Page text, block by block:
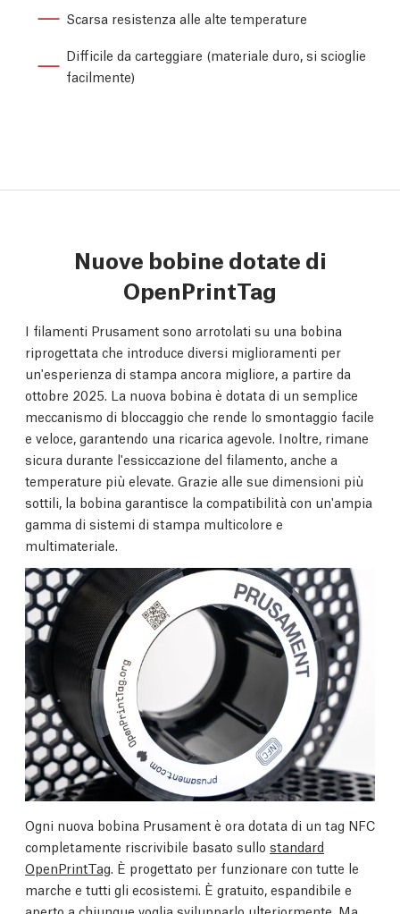
Scarsa resistenza alle alte temperature
Difficile da carteggiare (materiale duro, si scioglie
facilmente)
Nuove bobine dotate di
OpenPrintTag
I filamenti Prusament sono arrotolati su una bobina
riprogettata che introduce diversi miglioramenti per
un'esperienza di stampa ancora migliore, a partire da
ottobre 2025. La nuova bobina è dotata di un semplice
meccanismo di bloccaggio che rende lo smontaggio facile
e veloce, garantendo una ricarica agevole. Inoltre, rimane
sicura durante l'essiccazione del filamento, anche a
temperature più elevate. Grazie alle sue dimensioni più
sottili, la bobina garantisce la compatibilità con un'ampia
gamma di sistemi di stampa multicolore e
multimateriale.
Ogni nuova bobina Prusament è ora dotata di un tag NFC
completamente riscrivibile basato sullo standard
OpenPrintTag. È progettato per funzionare con tutte le
marche e tutti gli ecosistemi. È gratuito, espandibile e